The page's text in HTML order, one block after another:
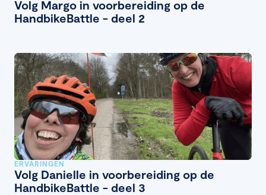
Volg Margo in voorbereiding op de
HandbikeBattle - deel 2
ERVARINGEN
Volg Danielle in voorbereiding op de
HandbikeBattle - deel 3